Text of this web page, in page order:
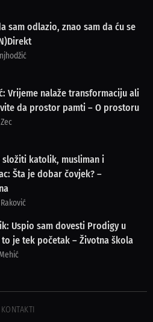
sam odlazio, znao sam da ću se
Vrijeme nalaže transformaciju ali
da prostor pamti – O prostoru
složiti katolik, musliman i
Šta je dobar čovjek? –
Uspio sam dovesti Prodigy u
je tek početak – Životna škola
KONTAKTI